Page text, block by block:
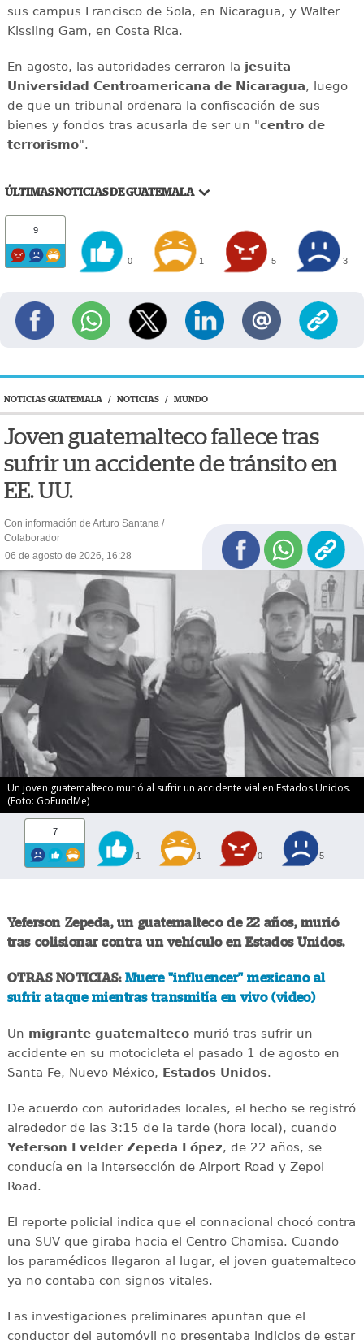
sus campus Francisco de Sola, en Nicaragua, y Walter
Kissling Gam, en Costa Rica.
En agosto, las autoridades cerraron la jesuita
Universidad Centroamericana de Nicaragua, luego
de que un tribunal ordenara la confiscación de sus
bienes y fondos tras acusarla de ser un "centro de
terrorismo".
ÚLTIMAS NOTICIAS DE GUATEMALA
9
0 1 5 3
NOTICIAS GUATEMALA / NOTICIAS / MUNDO
Joven guatemalteco fallece tras
sufrir un accidente de tránsito en
EE. UU.
Con información de Arturo Santana /
Colaborador
06 de agosto de 2026, 16:28
Un joven guatemalteco murió al sufrir un accidente vial en Estados Unidos.
(Foto: GoFundMe)
7
1 1 0 5
Yeferson Zepeda, un guatemalteco de 22 años, murió
tras colisionar contra un vehículo en Estados Unidos.
OTRAS NOTICIAS: Muere "influencer" mexicano al
sufrir ataque mientras transmitía en vivo (video)
Un migrante guatemaltecomurió tras sufrir un
accidente en su motocicleta el pasado 1 de agosto en
Santa Fe, Nuevo México, Estados Unidos.
De acuerdo con autoridades locales, el hecho se registró
alrededor de las 3:15 de la tarde (hora local), cuando
Yeferson Evelder Zepeda López, de 22 años, se
conducía en la intersección de Airport Road y Zepol
Road.
El reporte policial indica que el connacional chocó contra
una SUV que giraba hacia el Centro Chamisa. Cuando
los paramédicos llegaron al lugar, el joven guatemalteco
ya no contaba con signos vitales.
Las investigaciones preliminares apuntan que el
conductor del automóvil no presentaba indicios de estar